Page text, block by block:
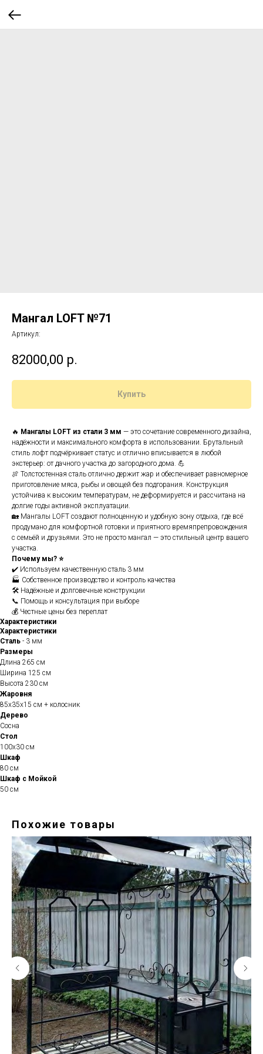
Мангал LOFT №71
Артикул:
82000,00 р.
Купить
🔥 Мангалы LOFT из стали 3 мм — это сочетание современного дизайна,
надёжности и максимального комфорта в использовании. Брутальный
стиль лофт подчёркивает статус и отлично вписывается в любой
экстерьер: от дачного участка до загородного дома. 💪
🍖 Толстостенная сталь отлично держит жар и обеспечивает равномерное
приготовление мяса, рыбы и овощей без подгорания. Конструкция
устойчива к высоким температурам, не деформируется и рассчитана на
долгие годы активной эксплуатации.
🏡 Мангалы LOFT создают полноценную и удобную зону отдыха, где всё
продумано для комфортной готовки и приятного времяпрепровождения
с семьёй и друзьями. Это не просто мангал — это стильный центр вашего
участка.
Почему мы? ⭐
✔️ Используем качественную сталь 3 мм
🏭 Собственное производство и контроль качества
🛠️ Надёжные и долговечные конструкции
📞 Помощь и консультация при выборе
💰 Честные цены без переплат
Характеристики
Характеристики
Сталь - 3 мм
Размеры
Длина 265 см
Ширина 125 см
Высота 230 см
Жаровня
85х35х15 см + колосник
Дерево
Сосна
Стол
100х30 см
Шкаф
80 см
Шкаф с Мойкой
50 см
Похожие товары